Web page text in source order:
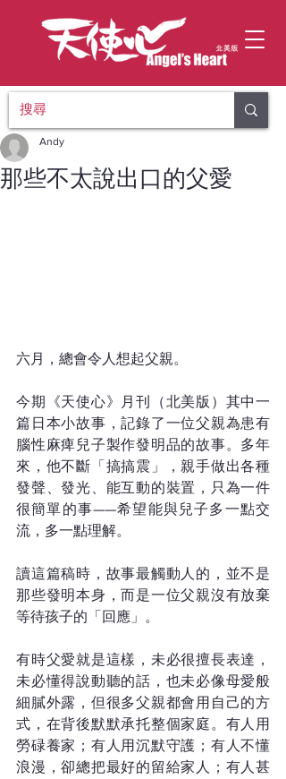
那些不太說出口的父愛
Andy
六月，總會令人想起父親。
今期《天使心》月刊（北美版）其中一
篇日本小故事，記錄了一位父親為患有
腦性麻痺兒子製作發明品的故事。多年
來，他不斷「搞搞震」，親手做出各種
發聲、發光、能互動的裝置，只為一件
很簡單的事——希望能與兒子多一點交
流，多一點理解。
讀這篇稿時，故事最觸動人的，並不是
那些發明本身，而是一位父親沒有放棄
等待孩子的「回應」。
有時父愛就是這樣，未必很擅長表達，
未必懂得說動聽的話，也未必像母愛般
細膩外露，但很多父親都會用自己的方
式，在背後默默承托整個家庭。有人用
勞碌養家；有人用沉默守護；有人不懂
浪漫，卻總把最好的留給家人；有人甚